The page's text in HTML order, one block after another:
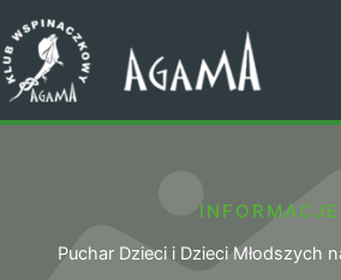
do
treści
INFORMACJE
Puchar Dzieci i Dzieci Młodszych